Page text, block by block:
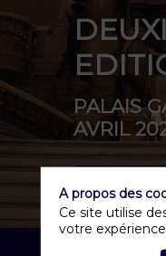
PALAIS
AVRIL
A propos des
Ce site utilise
votre